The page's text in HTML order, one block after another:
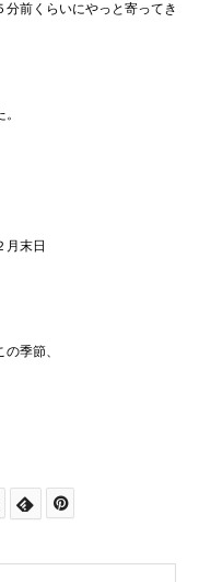
前くらいにやっと寄ってき
末日
季節、